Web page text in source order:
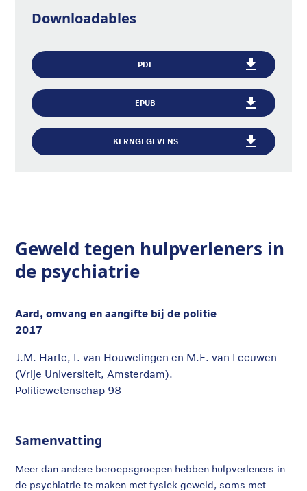
Downloadables
PDF
EPUB
KERNGEGEVENS
Geweld tegen hulpverleners in
de psychiatrie
Aard, omvang en aangifte bij de politie
2017
J.M. Harte, I. van Houwelingen en M.E. van Leeuwen
(Vrije Universiteit, Amsterdam).
Politiewetenschap 98
Samenvatting
Meer dan andere beroepsgroepen hebben hulpverleners in
de psychiatrie te maken met fysiek geweld, soms met